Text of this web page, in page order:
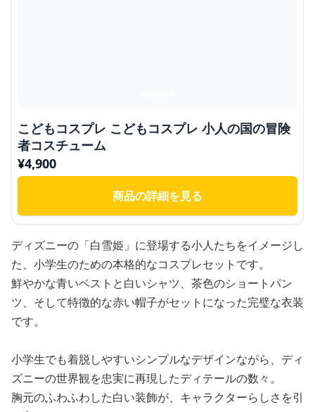
こどもコスプレ こどもコスプレ 小人の国の冒険
者コスチューム
¥4,900
商品の詳細を見る
ディズニーの「白雪姫」に登場する小人たちをイメージし
た、小学生のための本格的なコスプレセットです。
鮮やかな青いベストと白いシャツ、茶色のショートパン
ツ、そして特徴的な赤い帽子がセットになった完璧な衣装
です。
小学生でも着脱しやすいシンプルなデザインながら、ディ
ズニーの世界観を忠実に再現したディテールの数々。
胸元のふわふわした白い装飾が、キャラクターらしさを引